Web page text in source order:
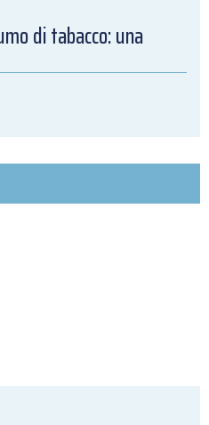
di tabacco: una